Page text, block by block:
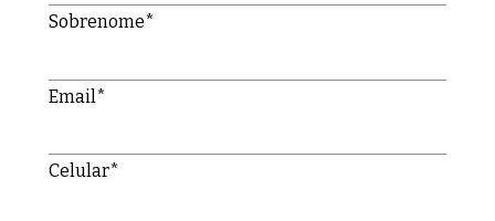
Sobrenome*
Email*
Celular*